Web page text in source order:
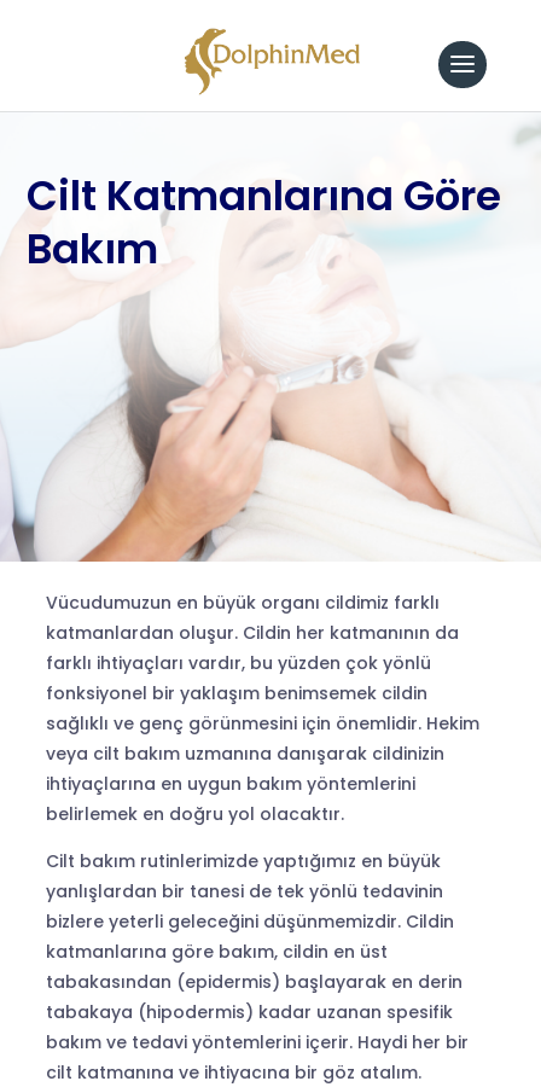
Cilt Katmanlarına Göre
Bakım
Vücudumuzun en büyük organı cildimiz farklı
katmanlardan oluşur. Cildin her katmanının da
farklı ihtiyaçları vardır, bu yüzden çok yönlü
fonksiyonel bir yaklaşım benimsemek cildin
sağlıklı ve genç görünmesini için önemlidir. Hekim
veya cilt bakım uzmanına danışarak cildinizin
ihtiyaçlarına en uygun bakım yöntemlerini
belirlemek en doğru yol olacaktır.
Cilt bakım rutinlerimizde yaptığımız en büyük
yanlışlardan bir tanesi de tek yönlü tedavinin
bizlere yeterli geleceğini düşünmemizdir. Cildin
katmanlarına göre bakım, cildin en üst
tabakasından (epidermis) başlayarak en derin
tabakaya (hipodermis) kadar uzanan spesifik
bakım ve tedavi yöntemlerini içerir. Haydi her bir
cilt katmanına ve ihtiyacına bir göz atalım.